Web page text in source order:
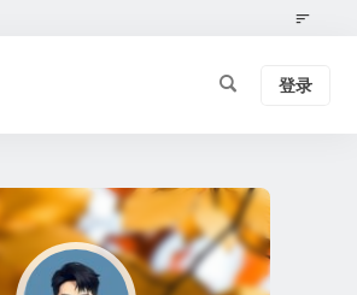
登录